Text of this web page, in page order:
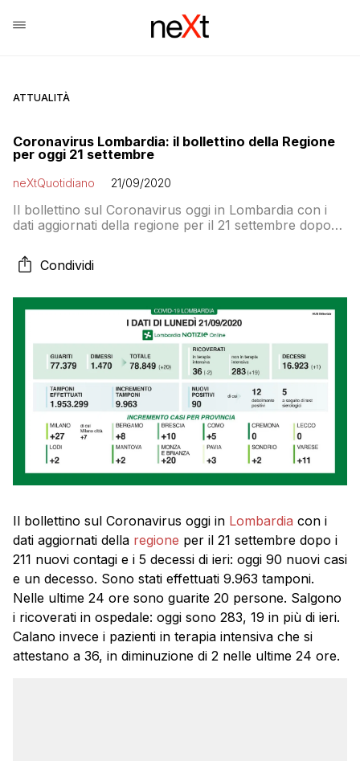
ATTUALITÀ
Coronavirus Lombardia: il bollettino della Regione
per oggi 21 settembre
neXtQuotidiano 21/09/2020
Il bollettino sul Coronavirus oggi in Lombardia con i
dati aggiornati della regione per il 21 settembre dopo
casi e un decesso
Condividi
Il bollettino sul Coronavirus oggi in Lombardia con i
dati aggiornati della regione per il 21 settembre dopo i
211 nuovi contagi e i 5 decessi di ieri: oggi 90 nuovi casi
e un decesso. Sono stati effettuati 9.963 tamponi.
Nelle ultime 24 ore sono guarite 20 persone. Salgono
i ricoverati in ospedale: oggi sono 283, 19 in più di ieri.
Calano invece i pazienti in terapia intensiva che si
attestano a 36, in diminuzione di 2 nelle ultime 24 ore.